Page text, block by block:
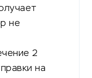
не
2
на